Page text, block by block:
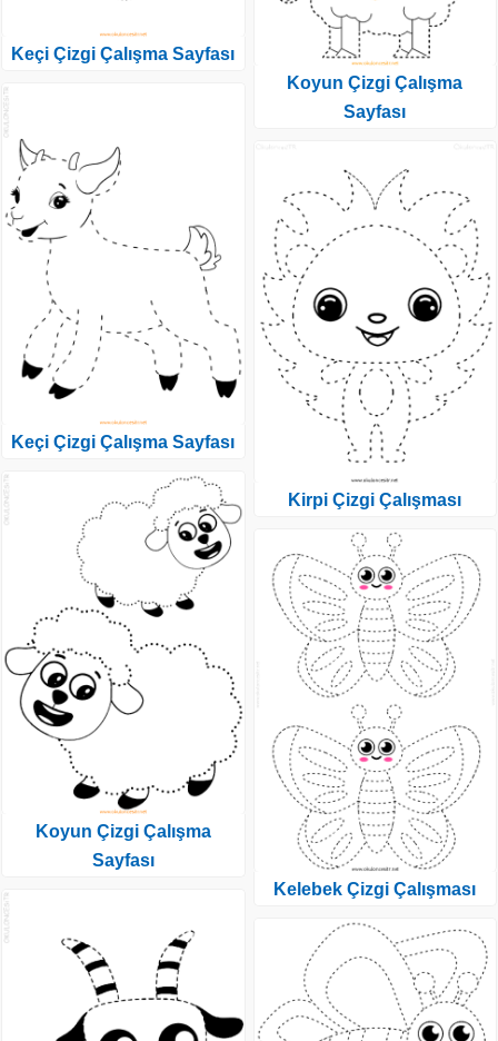
Keçi Çizgi Çalışma Sayfası
Keçi Çizgi Çalışma Sayfası
Koyun Çizgi Çalışma
Sayfası
Koyun Çizgi Çalışma
Sayfası
Kirpi Çizgi Çalışması
Kelebek Çizgi Çalışması